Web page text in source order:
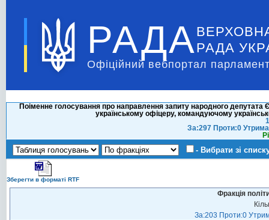
РАДА РАДА
Офіційний вебпортал
Поіменне голосування про направлення запиту народного
українському офіцеру, командуючому
За:297 Проти:0
- Вибрати зі
Зберегти в форматі RTF
Фракція
За:203 Проти:0